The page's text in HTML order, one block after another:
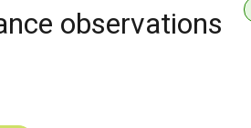
observations